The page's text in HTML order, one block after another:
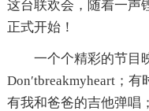
这台联欢会，随着一声
正式开始！
一个个精彩的节目
Don′tbreakmyheart；
有我和爸爸的吉他弹唱